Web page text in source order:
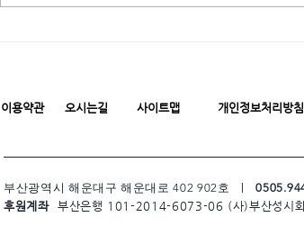
이용약관 오시는길 사이트맵 개인정보처리방침
부산광역시 해운대구 해운대로 402 902호 ㅣ
후원계좌 부산은행 101-2014-6073-06 (사)부산성시화